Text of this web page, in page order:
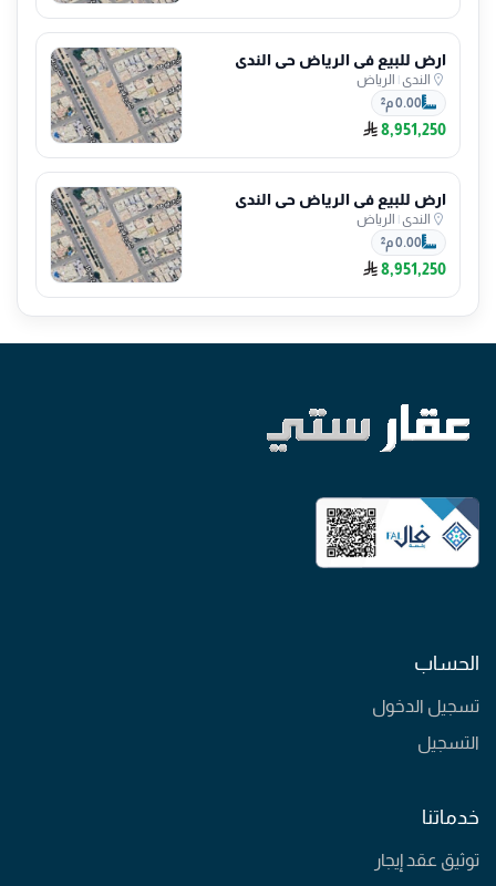
ارض للبيع في الرياض حي الندى
الندى | الرياض
0.00 م²
8,951,250
ارض للبيع في الرياض حي الندى
الندى | الرياض
0.00 م²
8,951,250
الحساب
تسجيل الدخول
التسجيل
خدماتنا
توثيق عقد إيجار